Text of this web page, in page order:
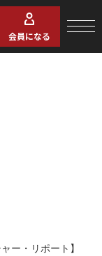
会員になる